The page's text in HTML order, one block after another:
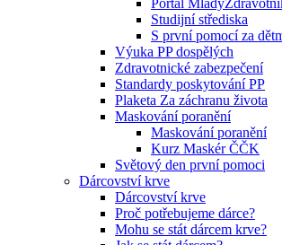
Portál
Studijní střediska
S první pomocí za
Výuka PP dospělých
Zdravotnické zabezpečení
Standardy poskytování PP
Plaketa Za záchranu života
Maskování poranění
Maskování poranění
Kurz Maskér ČČK
Světový den první pomoci
Dárcovství krve
Dárcovství krve
Proč potřebujeme dárce?
Mohu se stát dárcem krve?